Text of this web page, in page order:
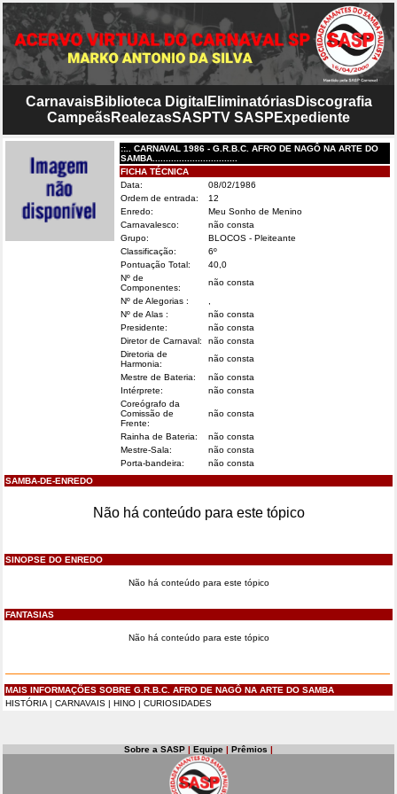
CarnavaisBiblioteca Digital EliminatóriasDiscografia
CampeãsRealezasSASPTV SASP Expediente
::.. CARNAVAL 1986 - G.R.B.C. AFRO DE NAGÔ NA ARTE DO
SAMBA................................
FICHA TÉCNICA
Data:
08/02/1986
Ordem de entrada:
12
Enredo:
Meu Sonho de Menino
Carnavalesco:
não consta
Grupo:
BLOCOS - Pleiteante
Classificação:
6º
Pontuação Total:
40,0
Nº de
Componentes:
não consta
Nº de Alegorias :
Nº de Alas :
não consta
Presidente:
não consta
Diretor de Carnaval:
não consta
Diretoria de
Harmonia:
não consta
Mestre de Bateria:
não consta
Intérprete:
não consta
Coreógrafo da
Comissão de
Frente:
não consta
Rainha de Bateria:
não consta
Mestre-Sala:
não consta
Porta-bandeira:
não consta
SAMBA-DE-ENREDO
Não há conteúdo para este tópico
SINOPSE DO ENREDO
Não há conteúdo para este tópico
FANTASIAS
Não há conteúdo para este tópico
MAIS INFORMAÇÕES SOBRE G.R.B.C. AFRO DE NAGÔ NA ARTE DO SAMBA
HISTÓRIA | CARNAVAIS | HINO | CURIOSIDADES
Sobre a SASP | Equipe | Prêmios |